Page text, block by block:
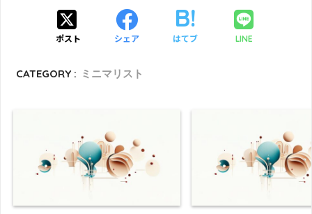
ポスト シェア はてブ LINE
CATEGORY : ミニマリスト